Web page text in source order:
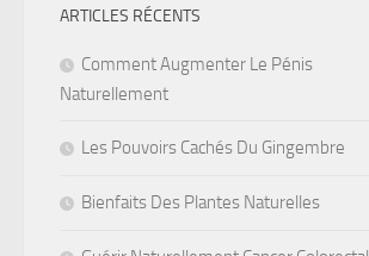
ARTICLES RÉCENTS
Comment Augmenter Le Pénis
Naturellement
Les Pouvoirs Cachés Du Gingembre
Bienfaits Des Plantes Naturelles